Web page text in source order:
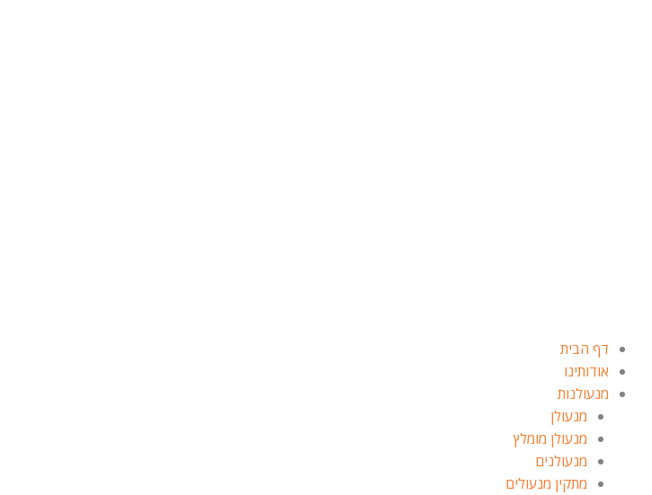
דף הבית
אודותינו
מנעולנות
מנעולן
מנעולן מומלץ
מנעולנים
מתקין מנעולים